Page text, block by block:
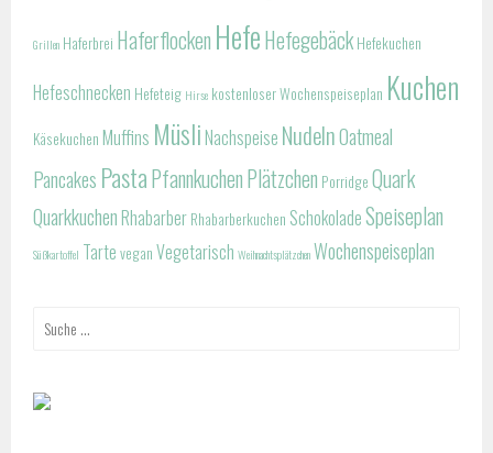
Grillen Haferbrei Haferflocken HefeHefegebäck Hefekuchen
Hefeschnecken Hefeteig Hirse kostenloser Wochenspeiseplan Kuchen
Käsekuchen Muffins Müsli Nachspeise NudelnOatmeal
Pancakes PastaPfannkuchenPlätzchen Porridge Quark
Quarkkuchen Rhabarber Rhabarberkuchen SchokoladeSpeiseplan
Süßkartoffel Tarte vegan Vegetarisch Weihnachtsplätzchen Wochenspeiseplan
Suche